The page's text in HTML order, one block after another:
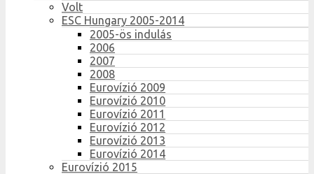
Volt
ESC Hungary 2005-2014
2005-ös indulás
2006
2007
2008
Eurovízió 2009
Eurovízió 2010
Eurovízió 2011
Eurovízió 2012
Eurovízió 2013
Eurovízió 2014
Eurovízió 2015